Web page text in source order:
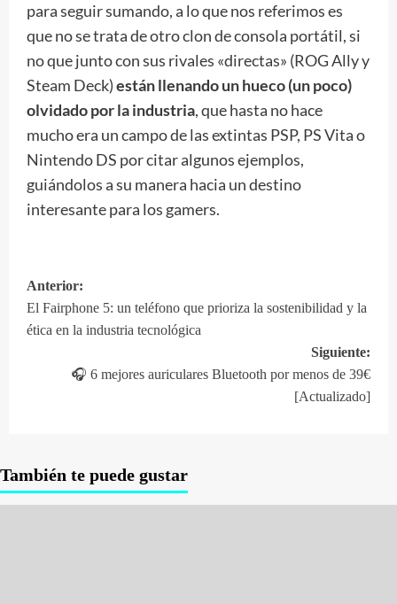
para seguir sumando, a lo que nos referimos es
que no se trata de otro clon de consola portátil, si
no que junto con sus rivales «directas» (ROG Ally y
Steam Deck)están llenando un hueco (un poco)
olvidado por la industria, que hasta no hace
mucho era un campo de las extintas PSP, PS Vita o
Nintendo DS por citar algunos ejemplos,
guiándolos a su manera hacia un destino
interesante para los gamers.
Navegación
de
Anterior:
El Fairphone 5: un teléfono que prioriza la sostenibilidad y la
ética en la industria tecnológica
Siguiente:
🎧 6 mejores auriculares Bluetooth por menos de 39€
[Actualizado]
También te puede gustar